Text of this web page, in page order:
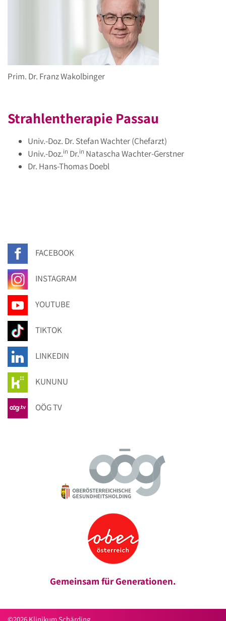
Prim. Dr. Franz Wakolbinger
Strahlentherapie Passau
Univ.-Doz. Dr. Stefan Wachter (Chefarzt)
Univ.-Doz.in Dr.in Natascha Wachter-Gerstner
Dr. Hans-Thomas Doebl
FACEBOOK
INSTAGRAM
YOUTUBE
TIKTOK
LINKEDIN
KUNUNU
OÖG TV
Gemeinsam für Generationen.